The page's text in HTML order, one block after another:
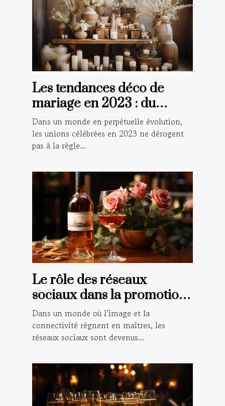
Les tendances déco de
mariage en 2023 : du
champêtre au numérique
Dans un monde en perpétuelle évolution,
les unions célébrées en 2023 ne dérogent
pas à la règle...
Le rôle des réseaux
sociaux dans la promotion
du vin rosé
Dans un monde où l’image et la
connectivité règnent en maîtres, les
réseaux sociaux sont devenus...